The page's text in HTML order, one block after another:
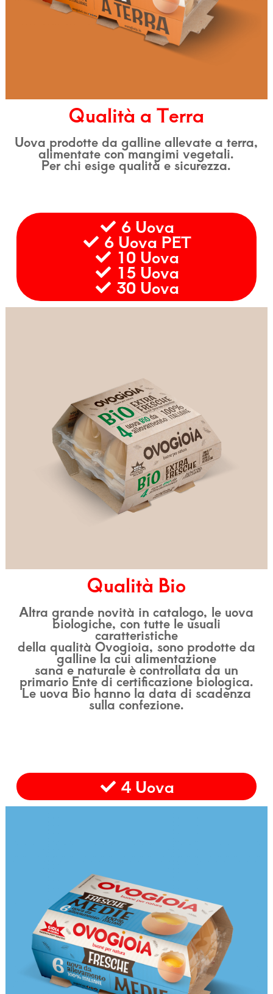
Qualità a Terra
Uova prodotte da galline allevate a terra,
alimentate con mangimi vegetali.
Per chi esige qualità e sicurezza.
6 Uova
6 Uova PET
10 Uova
15 Uova
30 Uova
Qualità Bio
Altra grande novità in catalogo, le uova
biologiche, con tutte le usuali
caratteristiche
della qualità Ovogioia, sono prodotte da
galline la cui alimentazione
sana e naturale è controllata da un
primario Ente di certificazione biologica.
Le uova Bio hanno la data di scadenza
sulla confezione.
4 Uova